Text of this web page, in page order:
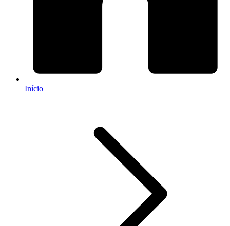
Início